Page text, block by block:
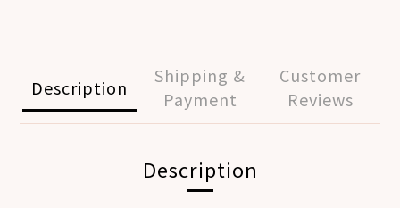
Description
Shipping &
Payment
Customer
Reviews
Description